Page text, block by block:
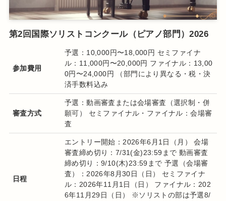
第2回国際ソリストコンクール（ピアノ部門）2026
参加費用
予選：10,000円〜18,000円 セミファイナ
ル：11,000円〜20,000円 ファイナル：13,00
0円〜24,000円 （部門により異なる・税・決
済手数料込み
審査方式
予選：動画審査または会場審査（選択制・併
願可） セミファイナル・ファイナル：会場審
査
日程
エントリー開始：2026年6月1日（月） 会場
審査締め切り：7/31(⾦)23:59まで 動画審査
締め切り：9/10(⽊)23:59まで 予選（会場審
査）：2026年8月30日（日） セミファイナ
ル：2026年11月1日（日） ファイナル：202
6年11月29日（日） ※ソリストの部は予選8/